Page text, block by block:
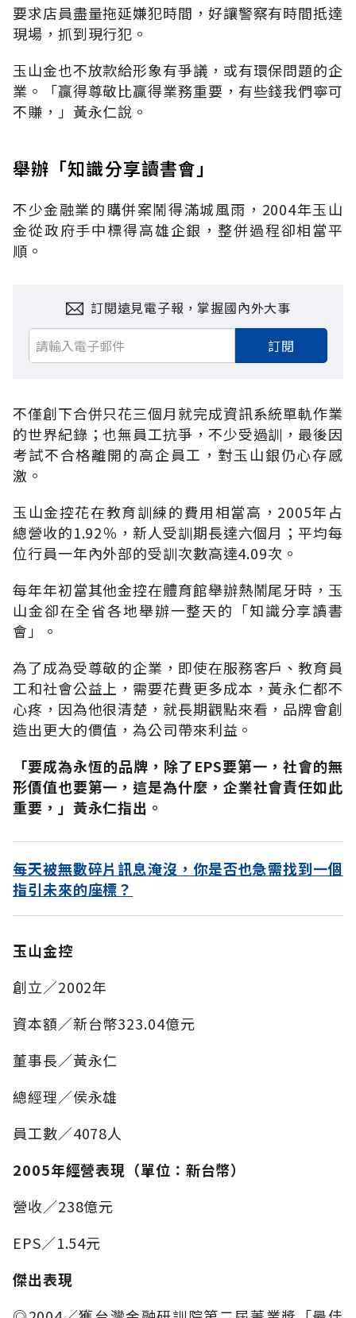
要求店員盡量拖延嫌犯時間，好讓警察有時間抵達
現場，抓到現行犯。
玉山金也不放款給形象有爭議，或有環保問題的企
業。「贏得尊敬比贏得業務重要，有些錢我們寧可
不賺，」黃永仁說。
舉辦「知識分享讀書會」
不少金融業的購併案鬧得滿城風雨，2004年玉山
金從政府手中標得高雄企銀，整併過程卻相當平
順。
訂閱遠見電子報，掌握國內外大事
訂閱
不僅創下合併只花三個月就完成資訊系統單軌作業
的世界紀錄；也無員工抗爭，不少受過訓，最後因
考試不合格離開的高企員工，對玉山銀仍心存感
激。
玉山金控花在教育訓練的費用相當高，2005年占
總營收的1.92％，新人受訓期長達六個月；平均每
位行員一年內外部的受訓次數高達4.09次。
每年年初當其他金控在體育館舉辦熱鬧尾牙時，玉
山金卻在全省各地舉辦一整天的「知識分享讀書
會」。
為了成為受尊敬的企業，即使在服務客戶、教育員
工和社會公益上，需要花費更多成本，黃永仁都不
心疼，因為他很清楚，就長期觀點來看，品牌會創
造出更大的價值，為公司帶來利益。
「要成為永恆的品牌，除了EPS要第一，社會的無
形價值也要第一，這是為什麼，企業社會責任如此
重要，」黃永仁指出。
每天被無數碎片訊息淹沒，你是否也急需找到一個
指引未來的座標？
玉山金控
創立／2002年
資本額／新台幣323.04億元
董事長／黃永仁
總經理／侯永雄
員工數／4078人
2005年經營表現（單位：新台幣）
營收／238億元
EPS／1.54元
傑出表現